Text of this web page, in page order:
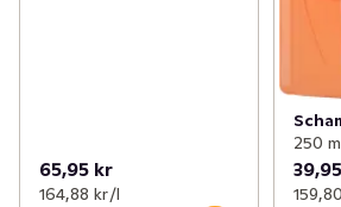
65,95 kr
164,88 kr /l
250